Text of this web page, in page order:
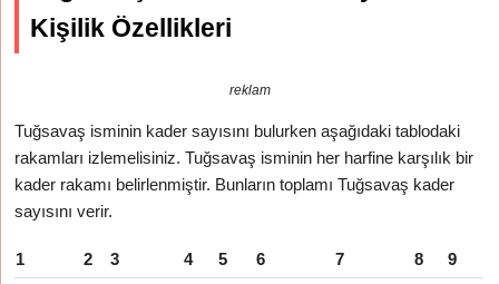
Kişilik Özellikleri
reklam
Tuğsavaş isminin kader sayısını bulurken aşağıdaki tablodaki
rakamları izlemelisiniz. Tuğsavaş isminin her harfine karşılık bir
kader rakamı belirlenmiştir. Bunların toplamı Tuğsavaş kader
sayısını verir.
1 2 3 4 5 6 7 8 9